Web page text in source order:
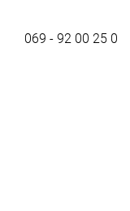
069 - 92 00 25 0